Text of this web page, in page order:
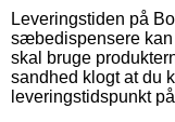
Leveringstiden på
sæbedispensere
skal bruge
sandhed klogt at du
leveringstidspunkt